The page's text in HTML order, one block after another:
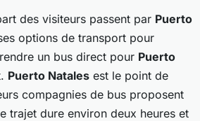
des visiteurs passent par Puerto
options de transport pour
un bus direct pour Puerto
Puerto Natales est le point de
compagnies de bus proposent
trajet dure environ deux heures et